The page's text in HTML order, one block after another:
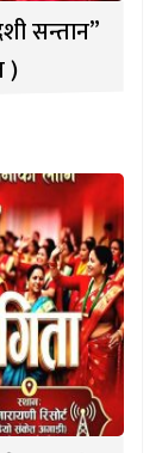
सन्तान”
)